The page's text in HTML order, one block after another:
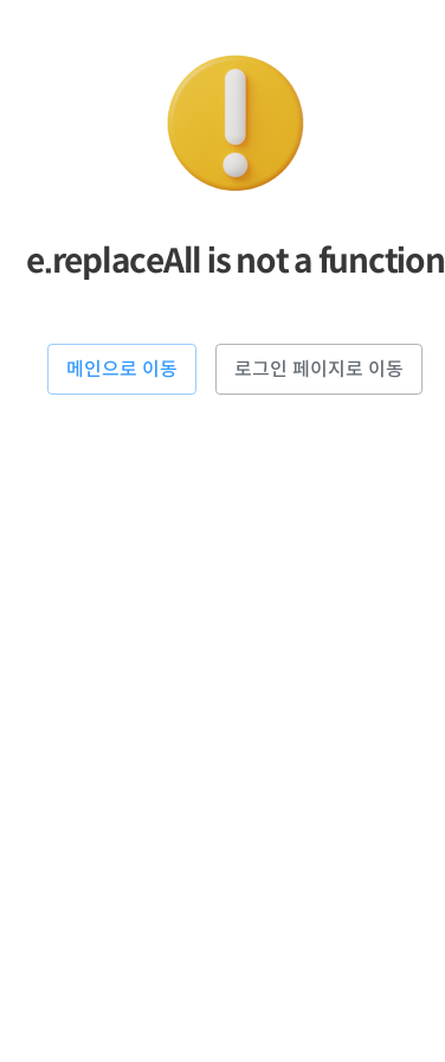
e.replaceAll is not a function
메인으로 이동 로그인 페이지로 이동